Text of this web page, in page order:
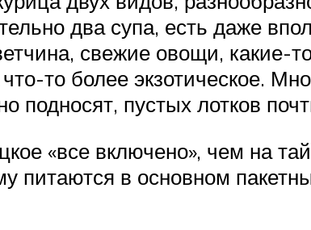
два супа, есть даже
свежие овощи, какие-
то более экзотическое.
подносят, пустых лотков
«все включено», чем на
питаются в основном